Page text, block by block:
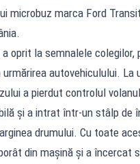
microbuz marca Ford
oprit la semnalele colegilor,
autovehiculului. La
a pierdut controlul
și a intrat într-un stâlp de
drumului. Cu toate
din mașină și a încercat